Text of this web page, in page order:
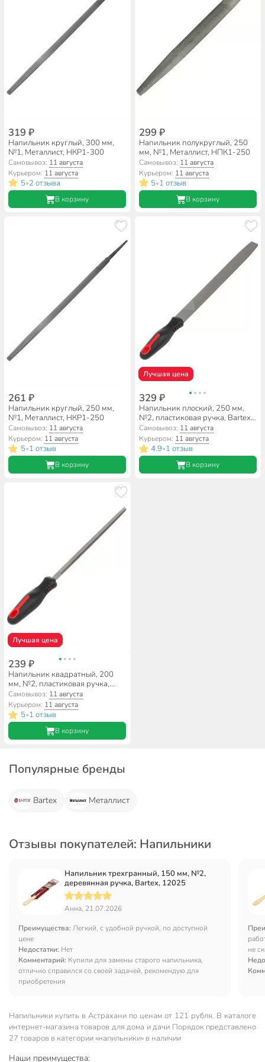
319 ₽
Напильник круглый, 300 мм,
№1, Металлист, НКР1-300
Самовывоз: 11 августа
Курьером: 11 августа
5•2 отзыва
В корзину
299 ₽
Напильник полукруглый, 250
мм, №1, Металлист, НПК1-250
Самовывоз: 11 августа
Курьером: 11 августа
5•1 отзыв
В корзину
261 ₽
Напильник круглый, 250 мм,
№1, Металлист, НКР1-250
Самовывоз: 11 августа
Курьером: 11 августа
5•1 отзыв
В корзину
Лучшая цена
329 ₽
Напильник плоский, 250 мм,
№2, пластиковая ручка, Bartex,
12020
Самовывоз: 11 августа
Курьером: 11 августа
4.9•1 отзыв
В корзину
Лучшая цена
239 ₽
Напильник квадратный, 200
мм, №2, пластиковая ручка,
Bartex, 12002
Самовывоз: 11 августа
Курьером: 11 августа
5•1 отзыв
В корзину
Популярные бренды
Bartex Металлист
Отзывы покупателей: Напильники
Напильник трехгранный, 150 мм, №2,
деревянная ручка, Bartex, 12025
Анна, 21.07.2026
Преимущества: Легкий, с удобной ручкой, по доступной
цене
Недостатки: Нет
Комментарий: Купили для замены старого напильника,
отлично справился со своей задачей, рекомендую для
приобретения
не
Напильники купить в Астрахани по ценам от 121 рубля. В каталоге
интернет-магазина товаров для дома и дачи Порядок представлено
27 товаров в категории «напильники» в наличии
Наши преимущества: